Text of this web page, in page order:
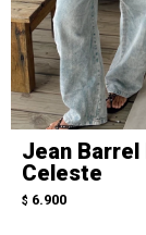
Jean Barrel
Celeste
$ 6.900